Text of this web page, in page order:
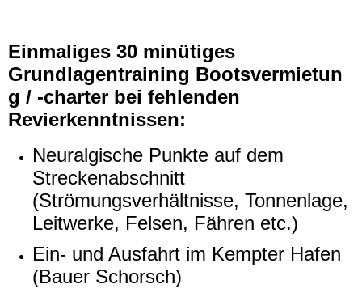
Einmaliges 30 minütiges
Grundlagentraining Bootsvermietun
g / -charter bei fehlenden
Revierkenntnissen:
Neuralgische Punkte auf dem
Streckenabschnitt
(Strömungsverhältnisse, Tonnenlage,
Leitwerke, Felsen, Fähren etc.)
Ein- und Ausfahrt im Kempter Hafen
(Bauer Schorsch)